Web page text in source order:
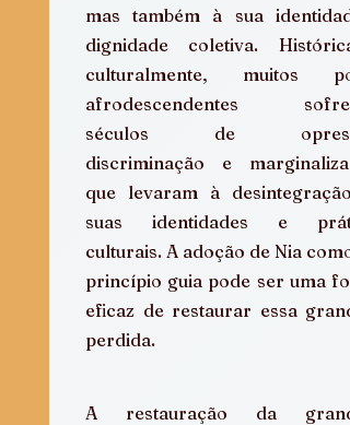
mas também à sua
dignidade coletiva.
culturalmente, muitos
afrodescendentes
séculos de
discriminação e
que levaram à
suas identidades e
culturais. A adoção de Nia como
princípio guia pode ser uma
eficaz de restaurar essa
perdida.
A restauração da